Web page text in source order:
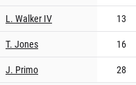
L. Walker IV
13
T. Jones
16
J. Primo
28